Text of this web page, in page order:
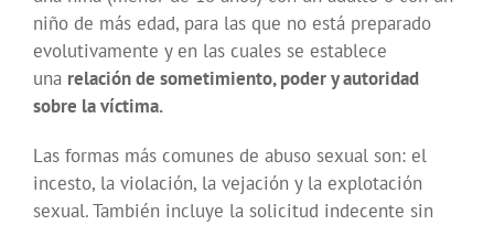
niño de más edad, para las que no está preparado
evolutivamente y en las cuales se establece
una relación de sometimiento, poder y autoridad
sobre la víctima.
Las formas más comunes de abuso sexual son: el
incesto, la violación, la vejación y la explotación
sexual. También incluye la solicitud indecente sin